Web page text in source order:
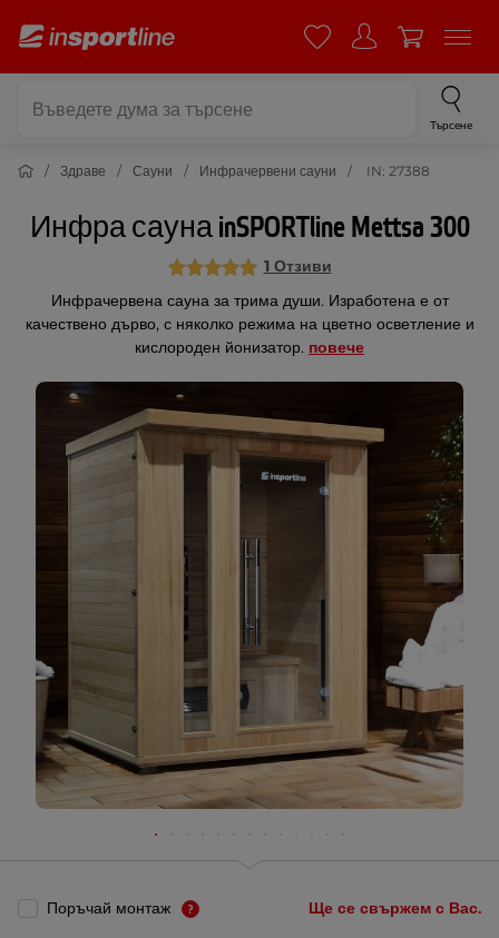
Търсене
Здраве Сауни Инфрачервени сауни IN: 27388
Инфра сауна inSPORTline Mettsa 300
1 Отзиви
Инфрачервена сауна за трима души. Изработена е от
качествено дърво, с няколко режима на цветно осветление и
кислороден йонизатор. повече
Поръчай монтаж Ще се свържем с Вас.